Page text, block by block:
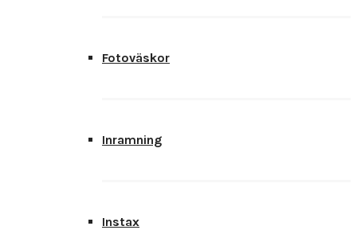
Fotoväskor
Inramning
Instax